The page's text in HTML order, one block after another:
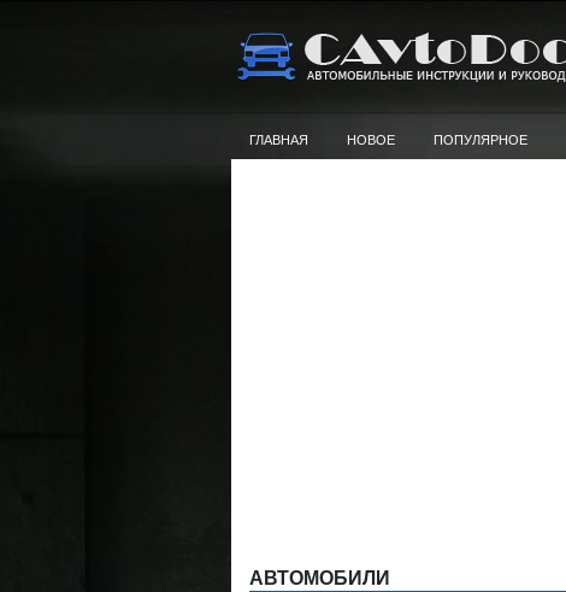
ГЛАВНАЯ НОВОЕ ПОПУЛЯРНОЕ
АВТОМОБИЛИ